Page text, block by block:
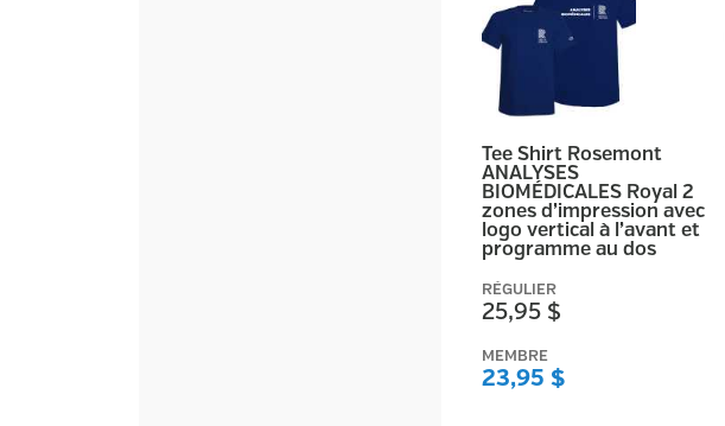
Tee Shirt Rosemont
ANALYSES
BIOMÉDICALES Royal 2
zones d’impression avec
logo vertical à l’avant et
programme au dos
RÉGULIER
25,95 $
MEMBRE
23,95 $